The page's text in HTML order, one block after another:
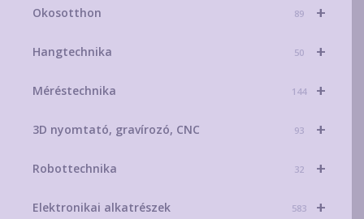
+
Okosotthon 89
+
Hangtechnika 50
+
Méréstechnika 144
+
3D nyomtató, gravírozó, CNC 93
+
Robottechnika 32
+
Elektronikai alkatrészek 583